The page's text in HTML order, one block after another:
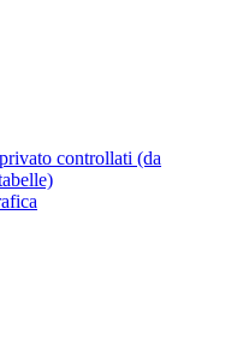
controllati (da